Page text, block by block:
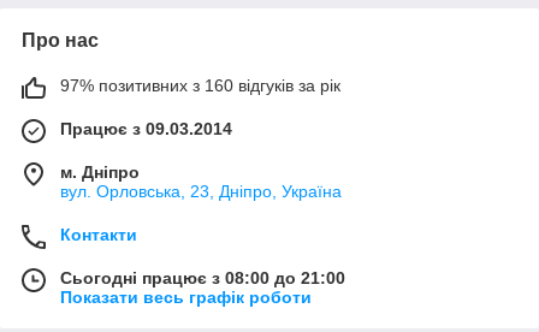
Про нас
97% позитивних з 160 відгуків за рік
Працює з 09.03.2014
м. Дніпро
вул. Орловська, 23, Дніпро, Україна
Контакти
Сьогодні працює з 08:00 до 21:00
Показати весь графік роботи